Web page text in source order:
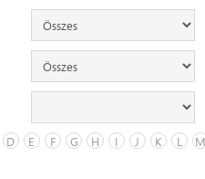
D E F G H I J K L